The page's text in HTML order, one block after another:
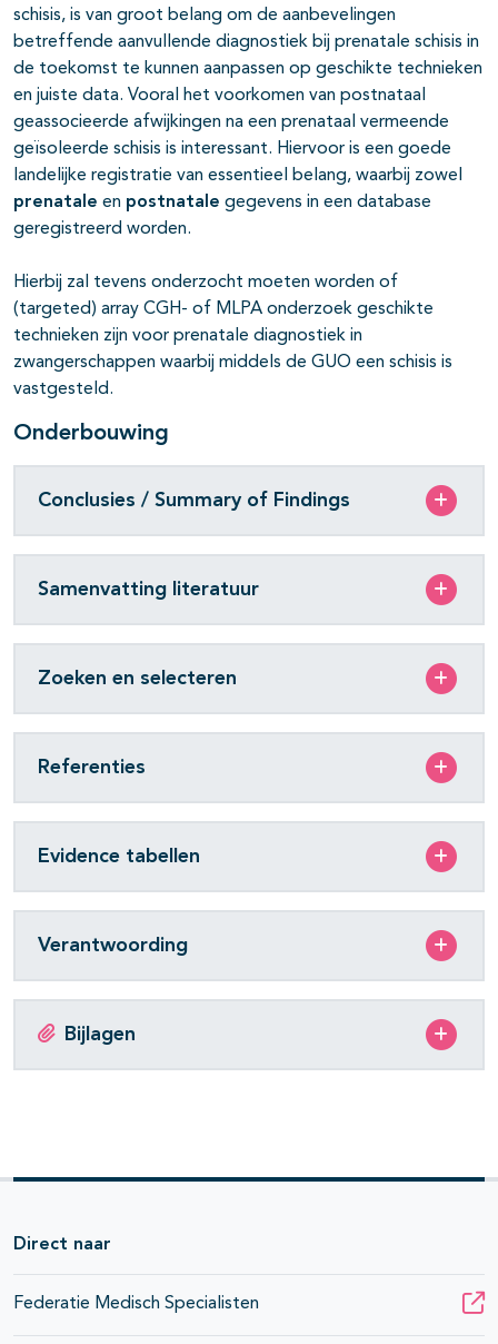
schisis, is van groot belang om de aanbevelingen
betreffende aanvullende diagnostiek bij prenatale schisis in
de toekomst te kunnen aanpassen op geschikte technieken
en juiste data. Vooral het voorkomen van postnataal
geassocieerde afwijkingen na een prenataal vermeende
geïsoleerde schisis is interessant. Hiervoor is een goede
landelijke registratie van essentieel belang, waarbij zowel
prenatale en postnatale gegevens in een database
geregistreerd worden.
Hierbij zal tevens onderzocht moeten worden of
(targeted) array CGH- of MLPA onderzoek geschikte
technieken zijn voor prenatale diagnostiek in
zwangerschappen waarbij middels de GUO een schisis is
vastgesteld.
Onderbouwing
Conclusies / Summary of Findings
Samenvatting literatuur
Zoeken en selecteren
Referenties
Evidence tabellen
Verantwoording
Bijlagen
Direct naar
Federatie Medisch Specialisten